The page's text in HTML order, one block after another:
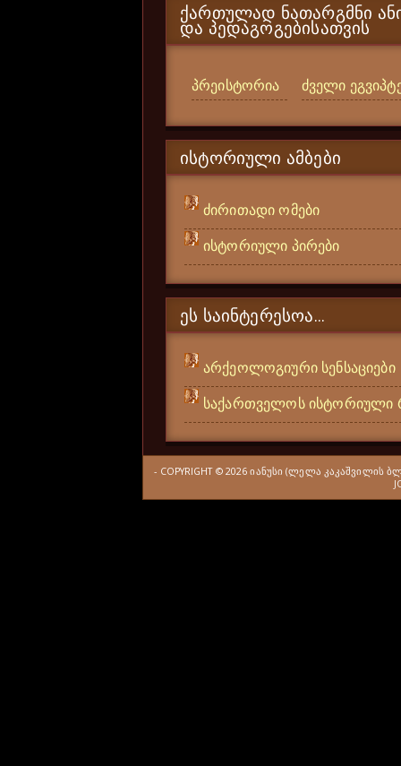
ᲥᲐᲠᲗᲣᲚᲐᲓ ᲜᲐᲗᲐᲠᲒᲛᲜᲘ
ᲓᲐ ᲞᲔᲓᲐᲒᲝᲒᲔᲑᲘᲡᲐᲗᲕᲘᲡ
პრეისტორია ძველი
ᲘᲡᲢᲝᲠᲘᲣᲚᲘ ᲐᲛᲑᲔᲑᲘ
ძირითადი ომები
ისტორიული პირები
ᲔᲡ ᲡᲐᲘᲜᲢᲔᲠᲔᲡᲝᲐ...
არქეოლოგიური სენსაციები
საქართველოს ისტორიული
- COPYRIGHT © 2026ᲘᲐᲜᲣᲡᲘ (ᲚᲔᲚᲐ ᲙᲐᲙᲐᲨᲕᲘᲚᲘᲡ